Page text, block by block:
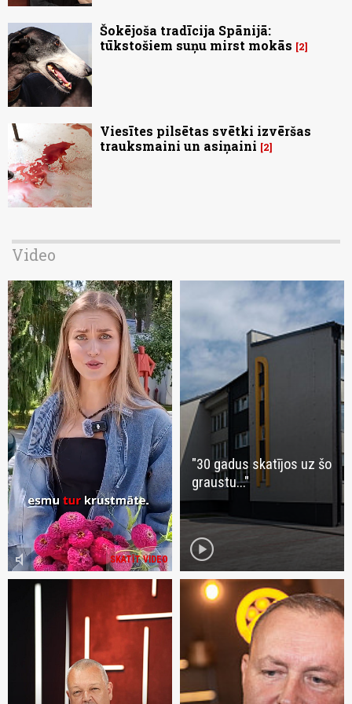
Šokējoša tradīcija Spānijā:
tūkstošiem suņu mirst mokās
2
Viesītes pilsētas svētki izvēršas
trauksmaini un asiņaini
2
Video
SKATĪT VIDEO
volume_mute
"30 gadus skatījos uz šo
graustu..."
play_circle